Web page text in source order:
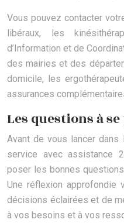
Vous pouvez contacter
libéraux, les
d’Information et de
des mairies et des
domicile, les
assurances
Les questions à
Avant de vous lancer dans
service avec assistance
poser les bonnes
Une réflexion approfondie
décisions éclairées et de
à vos besoins et à vos